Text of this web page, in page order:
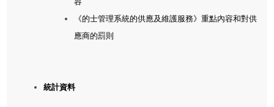
《的士管理系統的供應及維護服務》重點內容和對供
應商的罰則
統計資料